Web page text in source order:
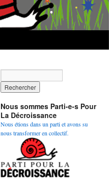
Nous sommes Parti-e-s Pour
La Décroissance
Nous étions dans un parti et avons su
nous transformer en collectif.